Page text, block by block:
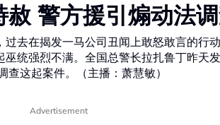
警方援引煽动法调
去在揭发一马公司丑闻上敢怒敢言的行
统强烈不满。全国总警长拉扎鲁丁昨天
这起案件。（主播：萧慧敏）
Advertisement